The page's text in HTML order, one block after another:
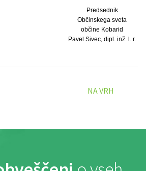
Predsednik
Občinskega sveta
občine Kobarid
Pavel Sivec, dipl. inž. l. r.
NA VRH